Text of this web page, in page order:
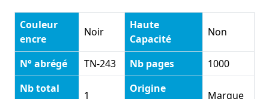
Couleur
encre
Noir
Haute
Capacité
Non
N° abrégé TN-243 Nb pages
1000
Nb total
1
Origine
Marque